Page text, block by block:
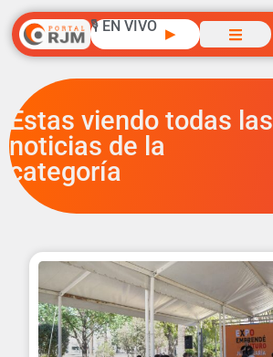
🎙️ EN VIVO ▶
Estas viendo todas las
noticias de la
categoría